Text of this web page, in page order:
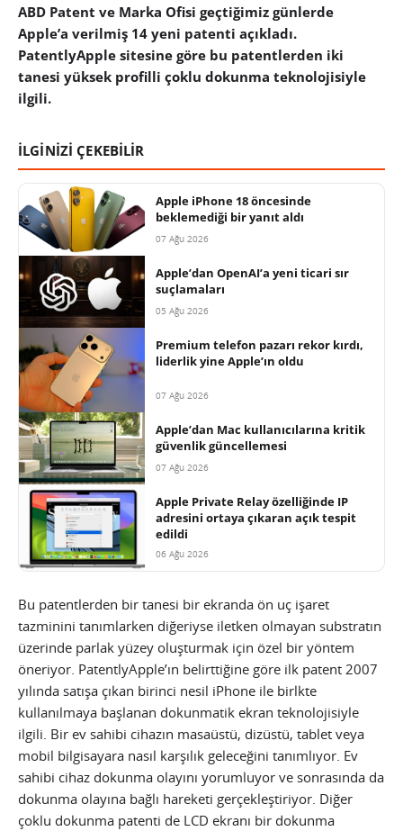
ABD Patent ve Marka Ofisi geçtiğimiz günlerde
Apple’a verilmiş 14 yeni patenti açıkladı.
PatentlyApple sitesine göre bu patentlerden iki
tanesi yüksek profilli çoklu dokunma teknolojisiyle
ilgili.
İLGİNİZİ ÇEKEBİLİR
Apple iPhone 18 öncesinde
beklemediği bir yanıt aldı
07 Ağu 2026
Apple’dan OpenAI’a yeni ticari sır
suçlamaları
05 Ağu 2026
Premium telefon pazarı rekor kırdı,
liderlik yine Apple’ın oldu
07 Ağu 2026
Apple’dan Mac kullanıcılarına kritik
güvenlik güncellemesi
07 Ağu 2026
Apple Private Relay özelliğinde IP
adresini ortaya çıkaran açık tespit
edildi
06 Ağu 2026
Bu patentlerden bir tanesi bir ekranda ön uç işaret
tazminini tanımlarken diğeriyse iletken olmayan substratın
üzerinde parlak yüzey oluşturmak için özel bir yöntem
öneriyor. PatentlyApple’ın belirttiğine göre ilk patent 2007
yılında satışa çıkan birinci nesil iPhone ile birlkte
kullanılmaya başlanan dokunmatik ekran teknolojisiyle
ilgili. Bir ev sahibi cihazın masaüstü, dizüstü, tablet veya
mobil bilgisayara nasıl karşılık geleceğini tanımlıyor. Ev
sahibi cihaz dokunma olayını yorumluyor ve sonrasında da
dokunma olayına bağlı hareketi gerçekleştiriyor. Diğer
çoklu dokunma patenti de LCD ekranı bir dokunma